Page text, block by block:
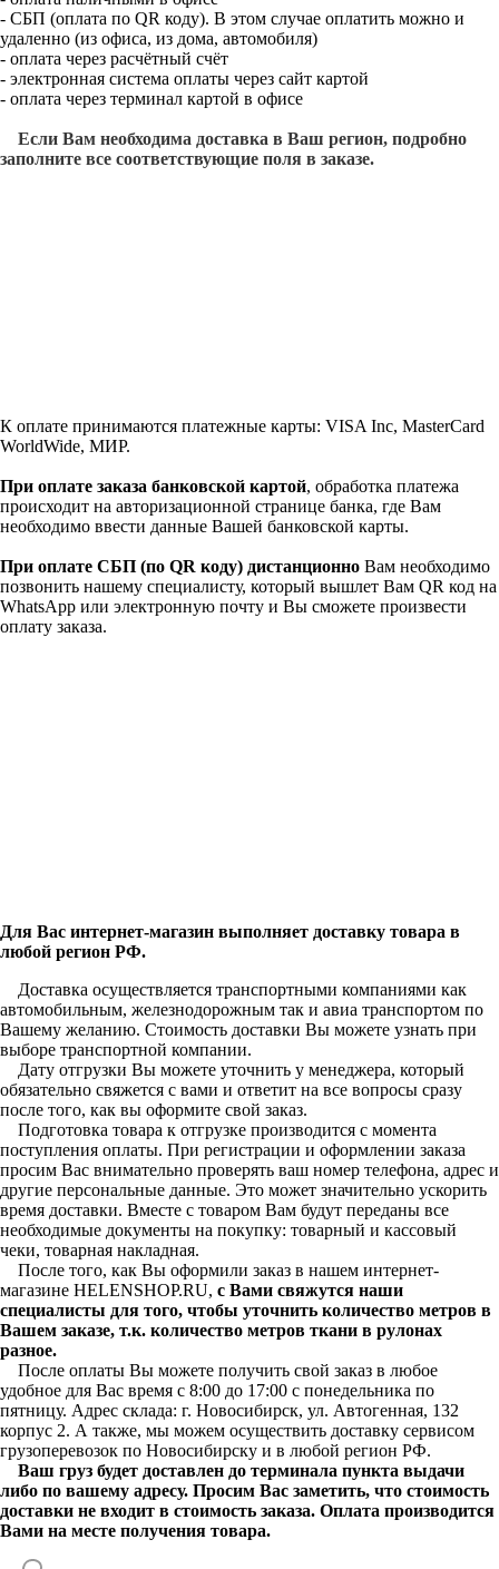
- СБП (оплата по QR коду). В этом случае оплатить можно и
удаленно (из офиса, из дома, автомобиля)
- оплата через расчётный счёт
- электронная система оплаты через сайт картой
- оплата через терминал картой в офисе
Если Вам необходима доставка в Ваш регион, подробно
заполните все соответствующие поля в заказе.
К оплате принимаются платежные карты: VISA Inc, MasterCard
WorldWide, МИР.
При оплате заказа банковской картой, обработка платежа
происходит на авторизационной странице банка, где Вам
необходимо ввести данные Вашей банковской карты.
При оплате СБП (по QR коду) дистанционно Вам необходимо
позвонить нашему специалисту, который вышлет Вам QR код на
WhatsApp или электронную почту и Вы сможете произвести
оплату заказа.
Для Вас интернет-магазин выполняет доставку товара в
любой регион РФ.
Доставка осуществляется транспортными компаниями как
автомобильным, железнодорожным так и авиа транспортом по
Вашему желанию. Стоимость доставки Вы можете узнать при
выборе транспортной компании.
Дату отгрузки Вы можете уточнить у менеджера, который
обязательно свяжется с вами и ответит на все вопросы сразу
после того, как вы оформите свой заказ.
Подготовка товара к отгрузке производится с момента
поступления оплаты. При регистрации и оформлении заказа
просим Вас внимательно проверять ваш номер телефона, адрес и
другие персональные данные. Это может значительно ускорить
время доставки. Вместе с товаром Вам будут переданы все
необходимые документы на покупку: товарный и кассовый
чеки, товарная накладная.
После того, как Вы оформили заказ в нашем интернет-
магазине HELENSHOP.RU, с Вами свяжутся наши
специалисты для того, чтобы уточнить количество метров в
Вашем заказе, т.к. количество метров ткани в рулонах
разное.
После оплаты Вы можете получить свой заказ в любое
удобное для Вас время с 8:00 до 17:00 с понедельника по
пятницу. Адрес склада: г. Новосибирск, ул. Автогенная, 132
корпус 2. А также, мы можем осуществить доставку сервисом
грузоперевозок по Новосибирску и в любой регион РФ.
Ваш груз будет доставлен до терминала пункта выдачи
либо по вашему адресу. Просим Вас заметить, что стоимость
доставки не входит в стоимость заказа. Оплата производится
Вами на месте получения товара.